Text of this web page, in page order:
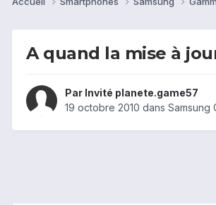
A quand la mise à
Par Invité planete.game57
19 octobre 2010 dans Samsung